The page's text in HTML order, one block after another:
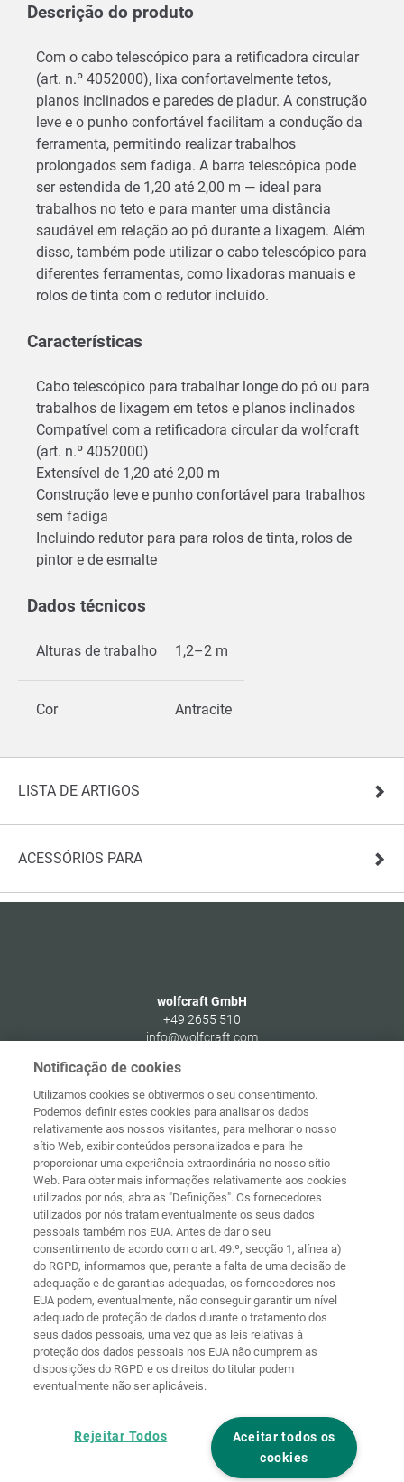
Descrição do produto
Com o cabo telescópico para a retificadora circular
(art. n.º 4052000), lixa confortavelmente tetos,
planos inclinados e paredes de pladur. A construção
leve e o punho confortável facilitam a condução da
ferramenta, permitindo realizar trabalhos
prolongados sem fadiga. A barra telescópica pode
ser estendida de 1,20 até 2,00 m — ideal para
trabalhos no teto e para manter uma distância
saudável em relação ao pó durante a lixagem. Além
disso, também pode utilizar o cabo telescópico para
diferentes ferramentas, como lixadoras manuais e
rolos de tinta com o redutor incluído.
Características
Cabo telescópico para trabalhar longe do pó ou para
trabalhos de lixagem em tetos e planos inclinados
Compatível com a retificadora circular da wolfcraft
(art. n.º 4052000)
Extensível de 1,20 até 2,00 m
Construção leve e punho confortável para trabalhos
sem fadiga
Incluindo redutor para para rolos de tinta, rolos de
pintor e de esmalte
Dados técnicos
Alturas de trabalho 1,2–2 m
Cor Antracite
LISTA DE ARTIGOS
ACESSÓRIOS PARA
wolfcraft GmbH
+49 2655 510
info@wolfcraft.com
Wolffstraße 1
Germany
Página
principal Contacto Aviso legal
Proteção de
Termos e
condições
Diretivas de
cookies Iniciar sessão
Declaração de
Acessibilidade
Definições de cookies
Notificação de cookies
Utilizamos cookies se obtivermos o seu consentimento.
Podemos definir estes cookies para analisar os dados
relativamente aos nossos visitantes, para melhorar o nosso
sítio Web, exibir conteúdos personalizados e para lhe
proporcionar uma experiência extraordinária no nosso sítio
Web. Para obter mais informações relativamente aos cookies
utilizados por nós, abra as "Definições". Os fornecedores
utilizados por nós tratam eventualmente os seus dados
pessoais também nos EUA. Antes de dar o seu
consentimento de acordo com o art. 49.º, secção 1, alínea a)
do RGPD, informamos que, perante a falta de uma decisão de
adequação e de garantias adequadas, os fornecedores nos
EUA podem, eventualmente, não conseguir garantir um nível
adequado de proteção de dados durante o tratamento dos
seus dados pessoais, uma vez que as leis relativas à
proteção dos dados pessoais nos EUA não cumprem as
disposições do RGPD e os direitos do titular podem
eventualmente não ser aplicáveis.
Aceitar todos os
cookies
Rejeitar Todos